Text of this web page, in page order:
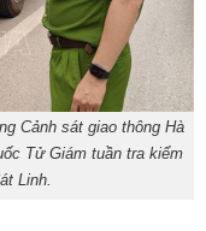
Cảnh sát giao thông Hà
Tử Giám tuần tra kiểm
Linh.